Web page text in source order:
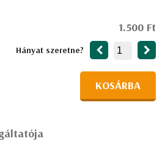
1.500 Ft
Hányat szeretne?
KOSÁRBA